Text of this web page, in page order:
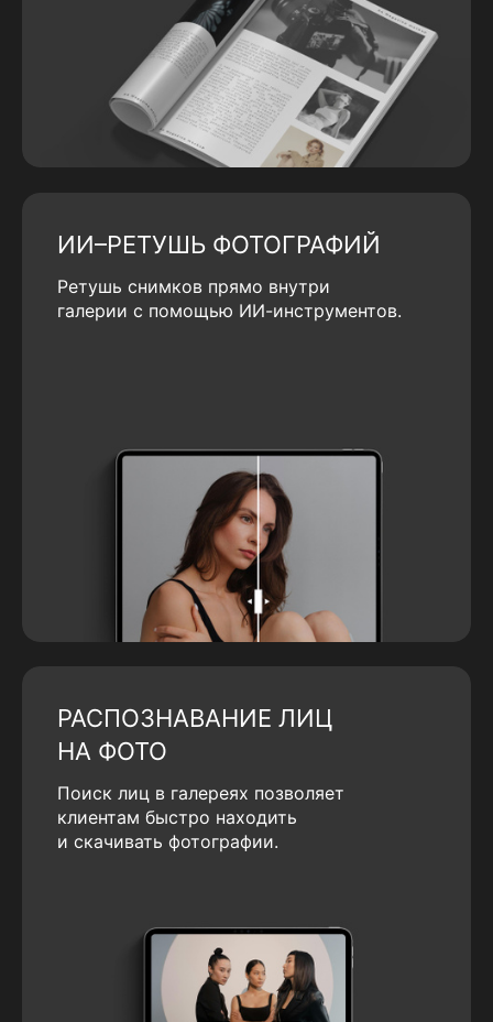
ИИ–РЕТУШЬ ФОТОГРАФИЙ
Ретушь снимков прямо внутри
галерии с помощью ИИ-инструментов.
РАСПОЗНАВАНИЕ ЛИЦ
НА ФОТО
Поиск лиц в галереях позволяет
клиентам быстро находить
и скачивать фотографии.